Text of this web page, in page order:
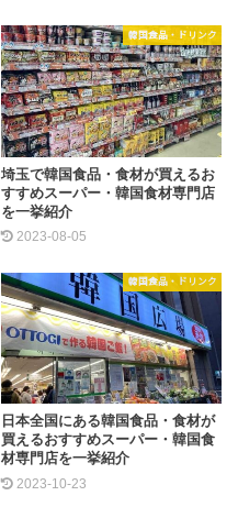
韓国食品・ドリンク
埼玉で韓国食品・食材が買えるお
すすめスーパー・韓国食材専門店
を一挙紹介
2023-08-05
韓国食品・ドリンク
日本全国にある韓国食品・食材が
買えるおすすめスーパー・韓国食
材専門店を一挙紹介
2023-10-23